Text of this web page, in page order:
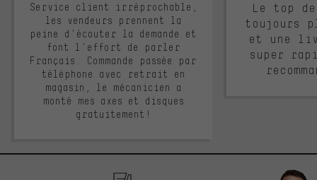
Service client irréprochable,
les vendeurs prennent la
peine d'écouter la demande et
font l'effort de parler
Français. Commande passée par
téléphone avec retrait en
magasin, le mécanicien a
monté mes axes et disques
gratuitement!
Le top
toujours
et une
super